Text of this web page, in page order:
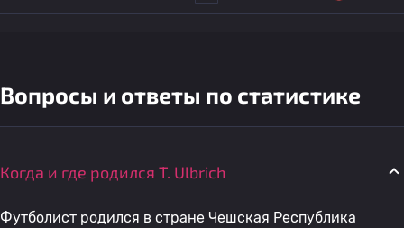
Вопросы и ответы по статистике
Когда и где родился T. Ulbrich
Футболист родился в стране Чешская Республика